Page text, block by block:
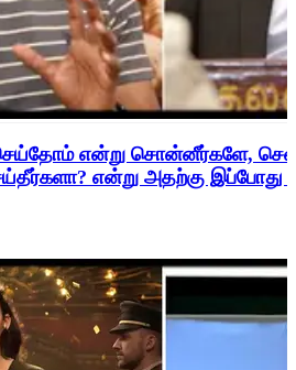
செய்தோம் என்று சொன்னீர்களே,
என்று அதற்கு